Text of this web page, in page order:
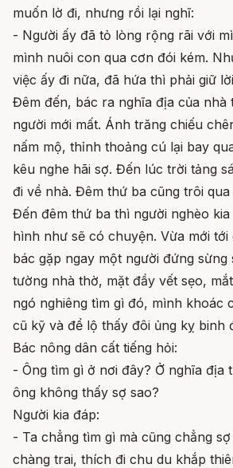
muốn lờ đi, nhưng rồi lại nghĩ:
- Người ấy đã tỏ lòng rộng rãi với
mình nuôi con qua cơn đói kém.
việc ấy đi nữa, đã hứa thì phải giữ
Đêm đến, bác ra nghĩa địa của nhà
người mới mất. Ánh trăng chiếu
nấm mộ, thỉnh thoảng cú lại bay
kêu nghe hãi sợ. Đến lúc trời tảng
đi về nhà. Đêm thứ ba cũng trôi
Đến đêm thứ ba thì người nghèo
hình như sẽ có chuyện. Vừa mới
bác gặp ngay một người đứng sừng
tường nhà thờ, mặt đầy vết sẹo,
ngó nghiêng tìm gì đó, mình khoác
cũ kỹ và để lộ thấy đôi ủng kỵ binh
Bác nông dân cất tiếng hỏi:
- Ông tìm gì ở nơi đây? Ở nghĩa địa
ông không thấy sợ sao?
Người kia đáp:
- Ta chẳng tìm gì mà cũng chẳng
chàng trai, thích đi chu du khắp